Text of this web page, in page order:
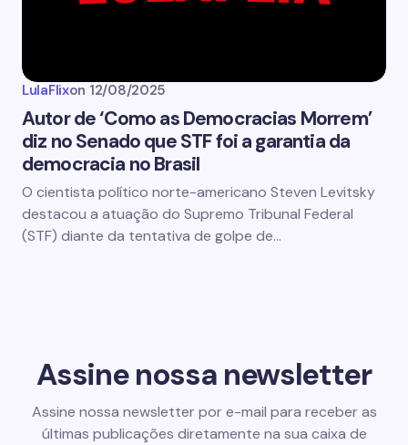
LulaFlixon 12/08/2025
Autor de ‘Como as Democracias Morrem’
diz no Senado que STF foi a garantia da
democracia no Brasil
O cientista político norte-americano Steven Levitsky
destacou a atuação do Supremo Tribunal Federal
(STF) diante da tentativa de golpe de…
Assine nossa newsletter
Assine nossa newsletter por e-mail para receber as
últimas publicações diretamente na sua caixa de